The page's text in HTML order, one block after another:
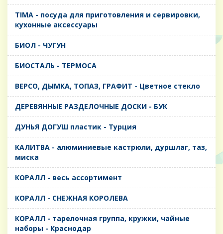
TIMA - посуда для приготовления и сервировки,
кухонные аксессуары
БИОЛ - ЧУГУН
БИОСТАЛЬ - ТЕРМОСА
ВЕРСО, ДЫМКА, ТОПАЗ, ГРАФИТ - Цветное стекло
ДЕРЕВЯННЫЕ РАЗДЕЛОЧНЫЕ ДОСКИ - БУК
ДУНЬЯ ДОГУШ пластик - Турция
КАЛИТВА - алюминиевые кастрюли, дуршлаг, таз,
миска
КОРАЛЛ - весь ассортимент
КОРАЛЛ - СНЕЖНАЯ КОРОЛЕВА
КОРАЛЛ - тарелочная группа, кружки, чайные
наборы - Краснодар